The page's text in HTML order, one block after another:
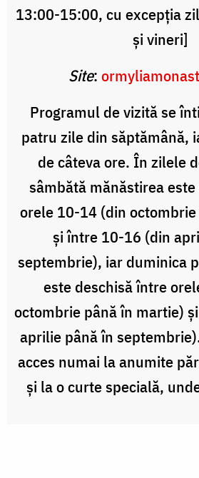
13:00-15:00, cu excepția
și vineri]
Site:
Programul de vizită se
patru zile din săptămână,
de câteva ore. În zilele
sâmbătă mănăstirea
orele 10-14 (din
şi între 10-16 (din
septembrie), iar duminica
este deschisă între
octombrie până în martie)
aprilie până în
acces numai la anumite
şi la o curte specială,